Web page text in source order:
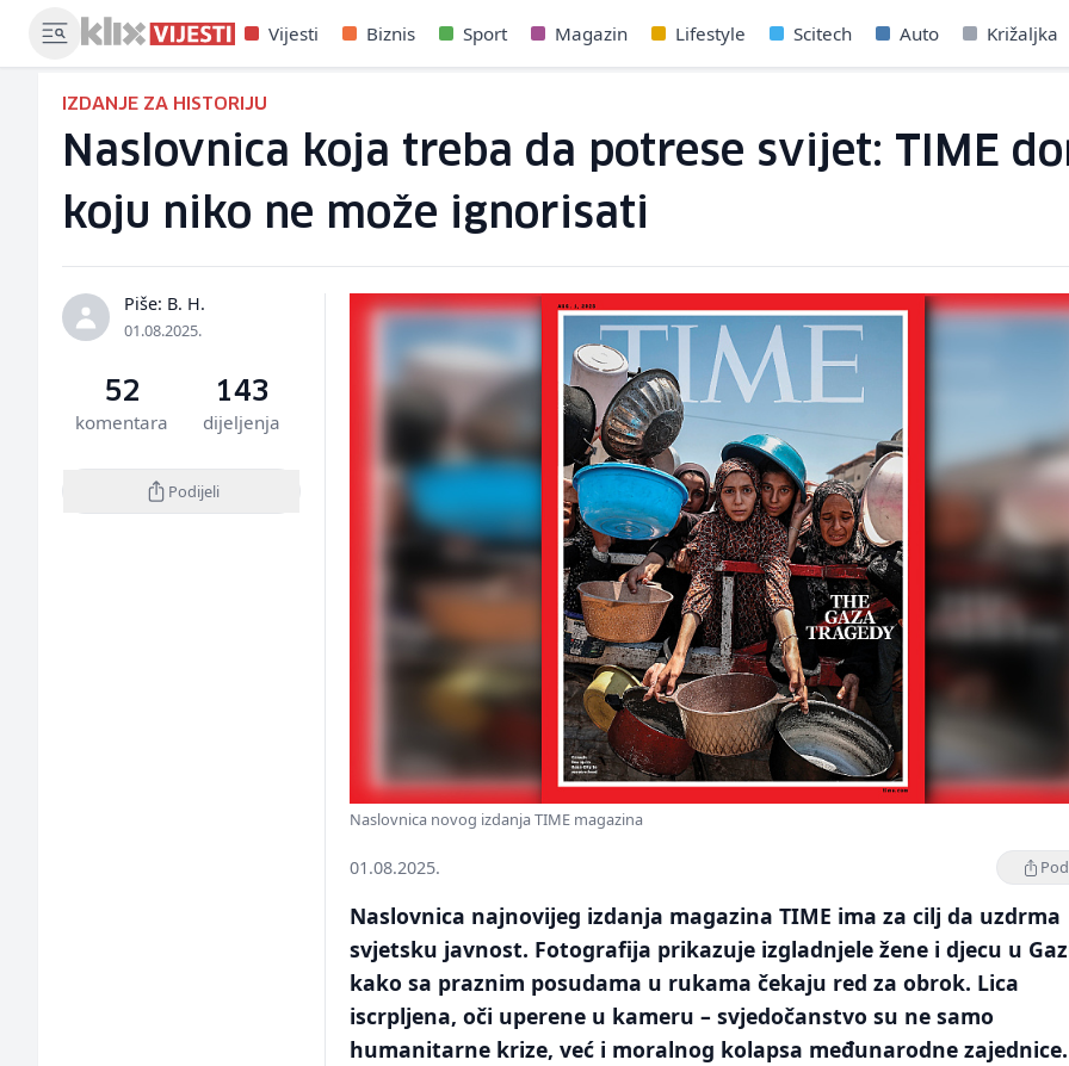
Vijesti Biznis Sport Magazin Lifestyle Scitech Auto Križaljka
IZDANJE ZA HISTORIJU
Naslovnica koja treba da potrese svijet: TIME
koju niko ne može ignorisati
Piše: B. H.
01.08.2025.
52
komentara
143
dijeljenja
Podijeli
Naslovnica novog izdanja TIME magazina
01.08.2025.
Naslovnica najnovijeg izdanja magazina TIME ima za cilj da uzdrma
svjetsku javnost. Fotografija prikazuje izgladnjele žene i djecu u
kako sa praznim posudama u rukama čekaju red za obrok. Lica
iscrpljena, oči uperene u kameru – svjedočanstvo su ne samo
humanitarne krize, već i moralnog kolapsa međunarodne zajednice.